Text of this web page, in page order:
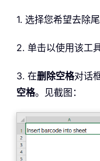
1. 选择您希望去除
2. 单击以使用该工
3. 在删除空格对话
空格。见截图：